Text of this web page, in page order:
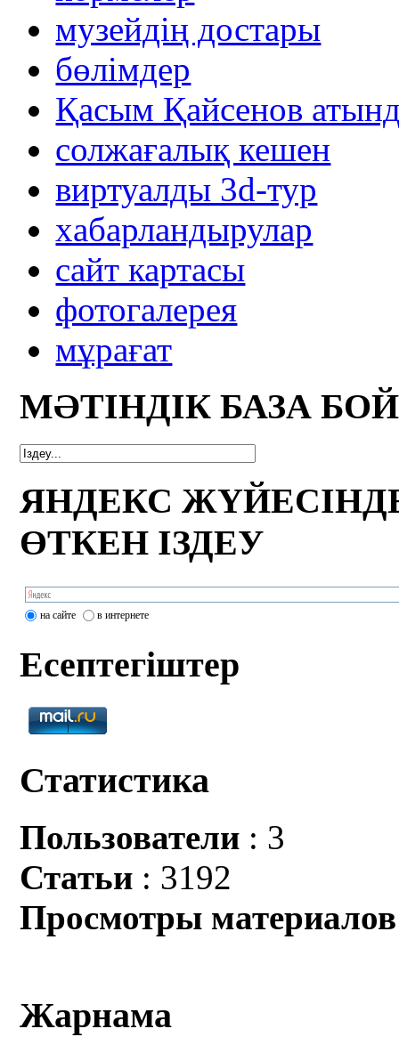
музейдің достары
бөлімдер
Қасым Қайсенов
солжағалық кешен
виртуалды 3d-тур
xабарландырулар
сайт картасы
фотогалерея
мұрағат
МӘТІНДІК БАЗА
ЯНДЕКС
ӨТКЕН ІЗДЕУ
на сайте в интернете
Есептегіштер
Статистика
Пользователи : 3
Статьи : 3192
Просмотры материалов
Жарнама